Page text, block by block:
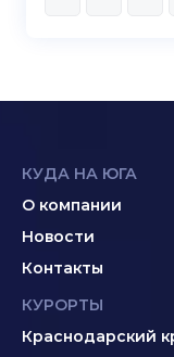
КУДА НА ЮГА
О компании
Новости
Контакты
КУРОРТЫ
Краснодарский